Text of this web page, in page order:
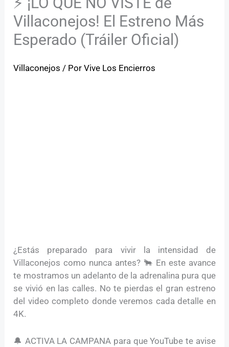
Villaconejos! El Estreno Más
Esperado (Tráiler Oficial)
Villaconejos / PorVive Los Encierros
¿Estás preparado para vivir la intensidad de
Villaconejos como nunca antes? 🐂 En este avance
te mostramos un adelanto de la adrenalina pura que
se vivió en las calles. No te pierdas el gran estreno
del video completo donde veremos cada detalle en
4K.
🔔 ACTIVA LA CAMPANA para que YouTube te avise